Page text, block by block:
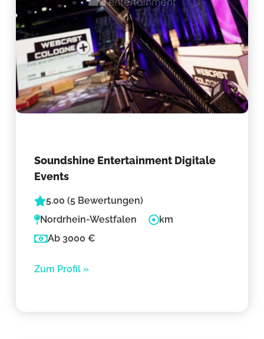
Soundshine Entertainment Digitale
Events
5.00 (5 Bewertungen)
Nordrhein-Westfalen
km
Ab 3000 €
Zum Profil »